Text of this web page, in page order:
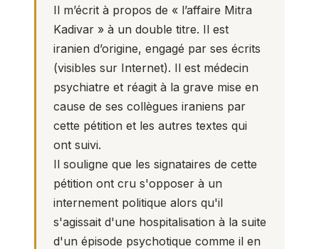
Il m’écrit à propos de « l’affaire Mitra
Kadivar » à un double titre. Il est
iranien d’origine, engagé par ses écrits
(visibles sur Internet). Il est médecin
psychiatre et réagit à la grave mise en
cause de ses collègues iraniens par
cette pétition et les autres textes qui
ont suivi.
Il souligne que les signataires de cette
pétition ont cru s'opposer à un
internement politique alors qu'il
s'agissait d'une hospitalisation à la suite
d'un épisode psychotique comme il en